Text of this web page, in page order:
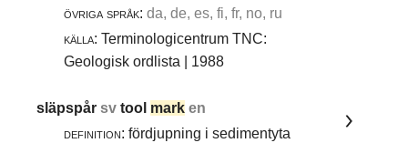
övriga språk: da, de, es, fi, fr, no, ru
källa: Terminologicentrum TNC:
Geologisk ordlista | 1988
släpspårsvtool mark en
definition: fördjupning i sedimentyta